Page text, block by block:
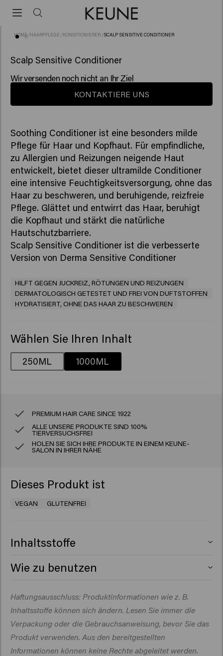
HOME /HAARPFLEGE /KONDITIONIERER /SCALP SENSITIVE CONDITIONER
Scalp Sensitive Conditioner
Wir versenden noch nicht an Ihr Ziel
KONTAKTIERE UNS
Soothing Conditioner ist eine besonders milde
Pflege für Haar und Kopfhaut. Für empfindliche,
zu Allergien und Reizungen neigende Haut
entwickelt, bietet dieser ultramilde Conditioner
eine intensive Feuchtigkeitsversorgung, ohne das
Haar zu beschweren, und beruhigende, reizfreie
Pflege. Glättet und entwirrt das Haar, beruhigt
die Kopfhaut und stärkt die natürliche
Hautschutzbarriere.
Scalp Sensitive Conditioner ist die verbesserte
Version von Derma Sensitive Conditioner
HILFT GEGEN JUCKREIZ, RÖTUNGEN UND REIZUNGEN
DERMATOLOGISCH GETESTET UND FREI VON DUFTSTOFFEN
HYDRATISIERT, OHNE DAS HAAR ZU BESCHWEREN
Wählen Sie Ihren Inhalt
250ML 1000ML
PREMIUM HAIR CARE SINCE 1922
ALLE UNSERE PRODUKTE SIND 100%
TIERVERSUCHSFREI
HOLEN SIE SICH IHRE PRODUKTE IN EINEM KEUNE-
SALON IN IHRER NÄHE
Dieses Produkt ist
VEGAN GLUTENFREI
Inhaltsstoffe
Myristate, Stearamidopropyl Dimethylamine,
Acid, Trideceth-9, Panthenol, Inulin, Sodium Benzoate,
Butyrospermum Parkii (Shea) Butter, Isopropyl Alcohol,
PEG-5 Isononanoate, Allantoin, Polyquaternium-37,
Propylene Glycol Dicaprylate/ Dicaprate,
Polyquaternium-10, Silicone Quaternium-18, Dipropylene
Wie zu benutzen
einwirken lassen und gründlich ausspülen.
Haftungsausschluss: Produktinformationen wie z. B.
Inhaltsstoffe können sich ändern. Lesen Sie immer die
Verpackung oder die Gebrauchsanweisung, bevor Sie das
Produkt verwenden. Aus den bereitgestellten
Informationen können keine Rechte abgeleitet werden.